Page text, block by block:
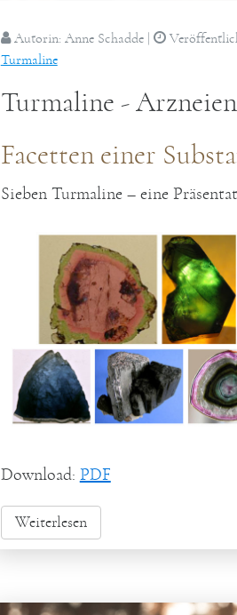
Autorin: Anne Schadde|
Turmaline
Turmaline -
Facetten einer
Sieben Turmaline– eine
Download: PDF
Weiterlesen